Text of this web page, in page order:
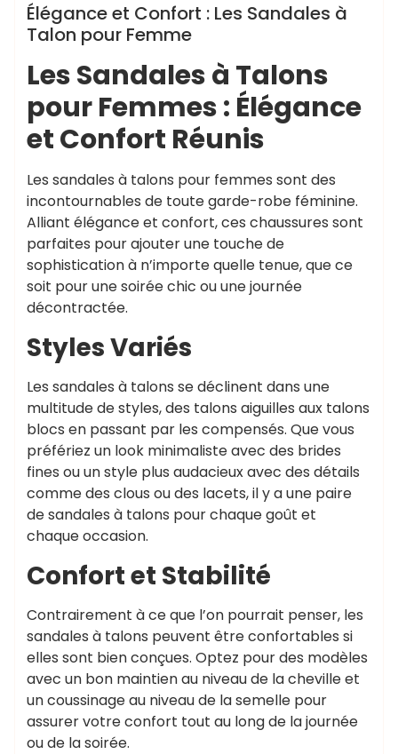
Élégance et Confort : Les Sandales à
Talon pour Femme
Les Sandales à Talons
pour Femmes : Élégance
et Confort Réunis
Les sandales à talons pour femmes sont des
incontournables de toute garde-robe féminine.
Alliant élégance et confort, ces chaussures sont
parfaites pour ajouter une touche de
sophistication à n’importe quelle tenue, que ce
soit pour une soirée chic ou une journée
décontractée.
Styles Variés
Les sandales à talons se déclinent dans une
multitude de styles, des talons aiguilles aux talons
blocs en passant par les compensés. Que vous
préfériez un look minimaliste avec des brides
fines ou un style plus audacieux avec des détails
comme des clous ou des lacets, il y a une paire
de sandales à talons pour chaque goût et
chaque occasion.
Confort et Stabilité
Contrairement à ce que l’on pourrait penser, les
sandales à talons peuvent être confortables si
elles sont bien conçues. Optez pour des modèles
avec un bon maintien au niveau de la cheville et
un coussinage au niveau de la semelle pour
assurer votre confort tout au long de la journée
ou de la soirée.